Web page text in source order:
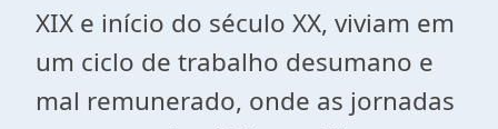
XIX e início do século XX, viviam em
um ciclo de trabalho desumano e
mal remunerado, onde as jornadas